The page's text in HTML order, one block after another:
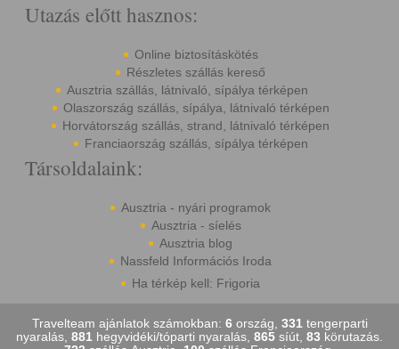
Utazás előtt hasznos:
Online biztosításkötés
Részletes szállás kereső
Ausztria szállás, látnivaló, sípálya térképen
Olaszország szállás, sípálya, látnivaló térképen
Horvátország szállás, strand, látnivaló térképen
Franciaország szállás, sípálya térképen
Társoldalaink:
Ausztria - nyári programok
Ausztria - síelés
Ausztria blog
Nassfeld Információs Iroda
Ha térkép kell: Frigoria
Travelteam ajánlatok számokban: 6ország, 331tengerparti
nyaralás, 881 hegyvidéki/tóparti nyaralás, 865 síút, 83 körutazás.